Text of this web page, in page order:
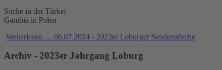
Socke in der Türkei
Gambia in Polen
Weiterlesen … 06.07.2024 - 2023er Loburger Senderstörche
Archiv - 2023er Jahrgang Loburg